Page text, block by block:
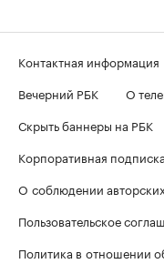
Контактная информация
Вечерний РБК
О
Скрыть баннеры на РБК
Корпоративная подписка
О соблюдении
Пользовательское
Политика в отношении